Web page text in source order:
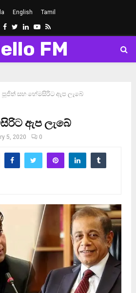
English Tamil
Facebook
Twitter
LinkedinYoutube
Rss
FM
පූජිත් සහ හේමසිරිට ඇප ලැබේ
ඇප ලැබේ
5, 2020 0